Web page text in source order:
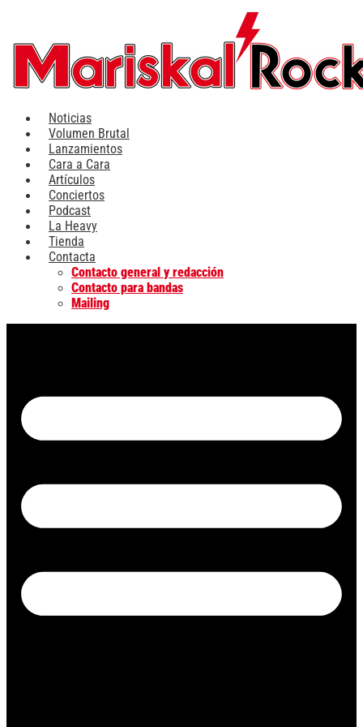
contenido
Noticias
Volumen Brutal
Lanzamientos
Cara a Cara
Artículos
Conciertos
Podcast
La Heavy
Tienda
Contacta
Contacto general y redacción
Contacto para bandas
Mailing